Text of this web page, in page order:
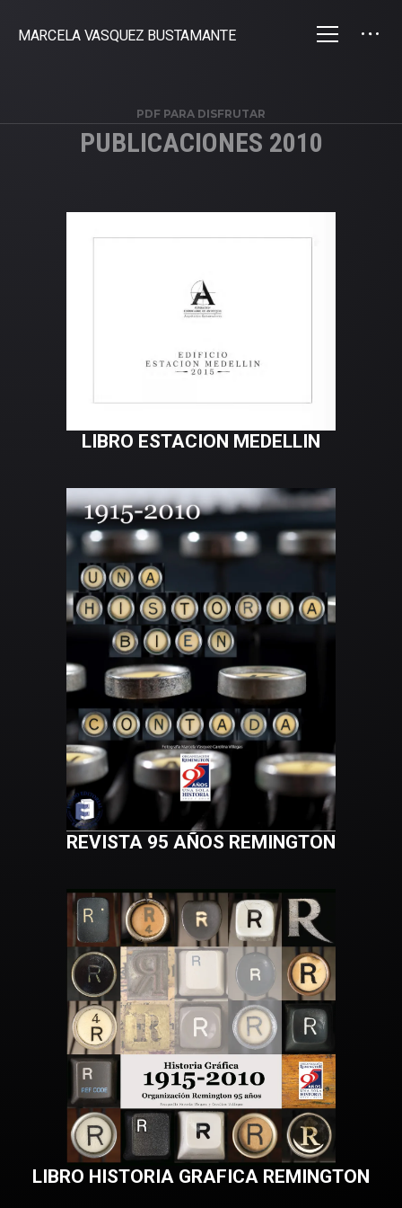
MARCELA VASQUEZ BUSTAMANTE
PDF PARA DISFRUTAR
PUBLICACIONES 2010
LIBRO ESTACION MEDELLIN
REVISTA 95 AÑOS REMINGTON
LIBRO HISTORIA GRAFICA REMINGTON